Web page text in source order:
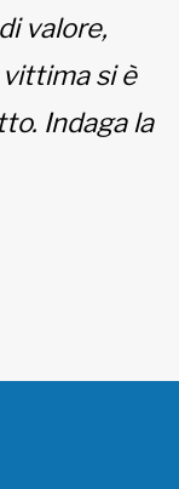
valore,
si è
Indaga la